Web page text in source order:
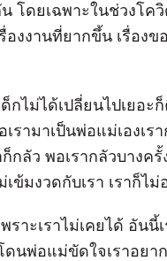
โดยเฉพาะในช่วงโ
องงานที่ยากขึ้น เรื่อง
กไม่ได้เปลี่ยนไปเยอะ
เรามาเป็นพ่อแม่เองเ
ก็กลัว พอเรากลัวบางค
ข้มงวดกับเรา เราก็ไ
ราะเราไม่เคยได้ อัน
ดนพ่อแม่ขัดใจเราอยา